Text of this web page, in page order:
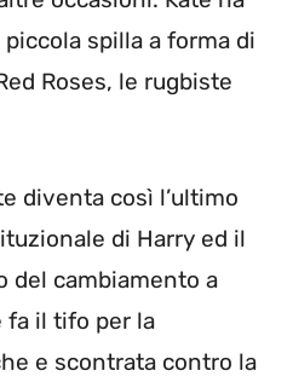
spilla a forma di
Roses, le rugbiste
diventa così l’ultimo
di Harry ed il
del cambiamento a
fa il tifo per la
e scontrata contro la